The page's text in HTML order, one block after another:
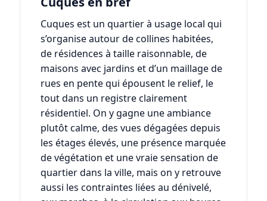
Cuques est un quartier à usage local qui
s’organise autour de collines habitées,
de résidences à taille raisonnable, de
maisons avec jardins et d’un maillage de
rues en pente qui épousent le relief, le
tout dans un registre clairement
résidentiel. On y gagne une ambiance
plutôt calme, des vues dégagées depuis
les étages élevés, une présence marquée
de végétation et une vraie sensation de
quartier dans la ville, mais on y retrouve
aussi les contraintes liées au dénivelé,